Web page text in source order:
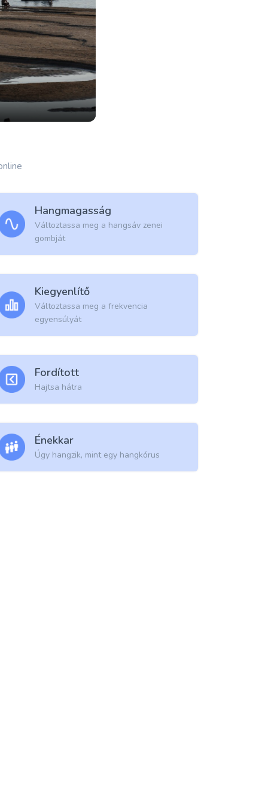
Hangmagasság
Változtassa meg a hangsáv zenei
gombját
Kiegyenlítő
Változtassa meg a frekvencia
egyensúlyát
Fordított
Hajtsa hátra
Énekkar
Úgy hangzik, mint egy hangkórus